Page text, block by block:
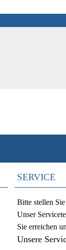
SERVICE
Bitte stellen
Unser
Sie erreichen
Unsere